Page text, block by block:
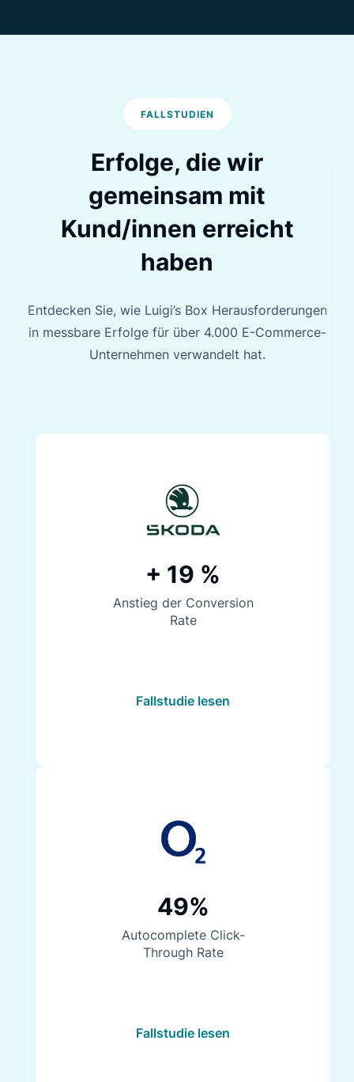
FALLSTUDIEN
Erfolge, die wir
gemeinsam mit
Kund/innen erreicht
haben
Entdecken Sie, wie Luigi’s Box Herausforderungen
in messbare Erfolge für über 4.000 E-Commerce-
Unternehmen verwandelt hat.
+ 19 %
Anstieg der Conversion
Rate
Fallstudie lesen
49%
Autocomplete Click-
Through Rate
Fallstudie lesen